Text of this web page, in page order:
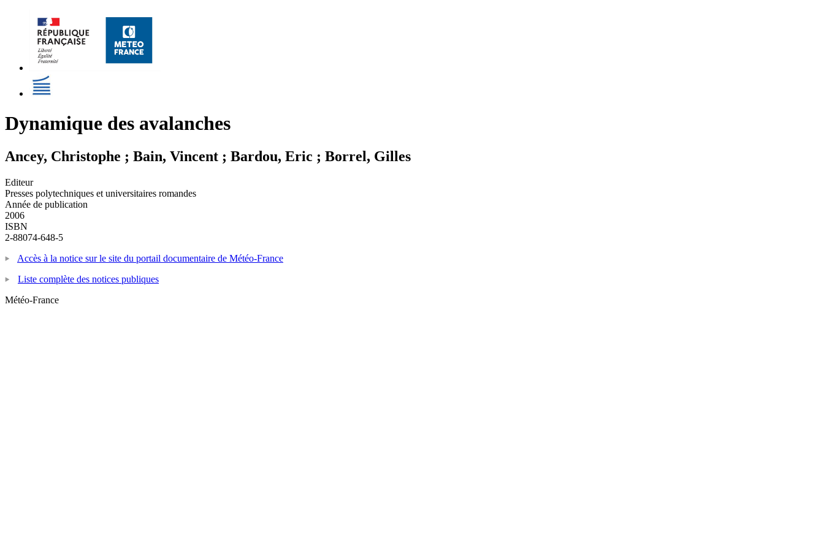
Dynamique des avalanches
Ancey, Christophe ; Bain, Vincent ; Bardou, Eric ; Borrel, Gilles
Editeur
Presses polytechniques et universitaires romandes
Année de publication
2006
ISBN
2-88074-648-5
Accès à la notice sur le site du portail documentaire de Météo-France
Liste complète des notices publiques
Météo-France